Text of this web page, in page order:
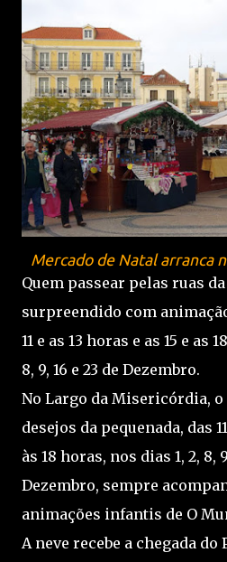
Mercado de Natal arranca
Quem passear pelas ruas
surpreendido com
11 e as 13 horas e as 15 e as
8, 9, 16 e 23 de Dezembro.
No Largo da Misericórdia, o
desejos da pequenada, das
às 18 horas, nos dias 1, 2, 8,
Dezembro, sempre
animações infantis de O
A neve recebe a chegada do